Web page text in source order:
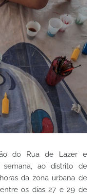
do Rua de Lazer e
ao distrito de
da zona urbana de
os dias 27 e 29 de